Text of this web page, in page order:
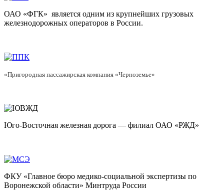
ОАО «ФГК» является одним из крупнейших грузовых
железнодорожных операторов в России.
«Пригородная пассажирская компания «Черноземье»
Юго-Восточная железная дорога — филиал ОАО «РЖД»
ФКУ «Главное бюро медико-социальной экспертизы по
Воронежской области» Минтруда России